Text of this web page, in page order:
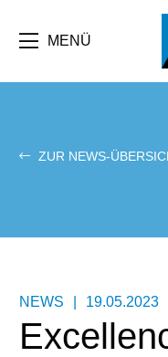
Inhalt
MENÜ
ZUR NEWS-
NEWS 19.05.2023